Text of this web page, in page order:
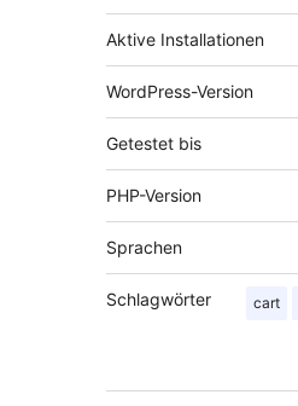
Aktive Installationen
WordPress-Version
Getestet bis
PHP-Version
Sprachen
Schlagwörter cart